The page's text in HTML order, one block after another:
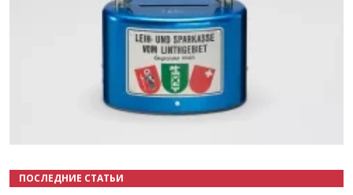
ПОСЛЕДНИЕ СТАТЬИ